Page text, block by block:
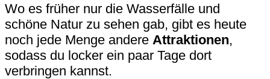
Wo es früher nur die Wasserfälle und
schöne Natur zu sehen gab, gibt es heute
noch jede Menge andere Attraktionen,
sodass du locker ein paar Tage dort
verbringen kannst.